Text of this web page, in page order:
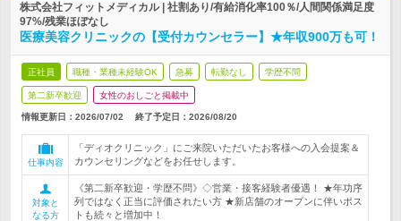
株式会社フィットメディカル | 社割あり/有給消化率100％/人間関係満足度
97%/残業ほぼなし
医療美容クリニックの【受付カウンセラー】★年収900万も可！
正社員 職種・業種未経験OK 急募 転勤なし 学歴不問
第二新卒歓迎 女性のおしごと掲載中
情報更新日：2026/07/02 終了予定日： 2026/08/20
仕事内容
「ディオクリニック」にご来院いただいたお客様への入会提案＆
カウンセリングなどをお任せします。
対象と
なる方
《第二新卒歓迎・学歴不問》◇営業・接客経験者優遇！ ★年功序
列ではなく正当に評価されたい方 ★新店舗のオープンに伴いポス
トも続々と増加中！